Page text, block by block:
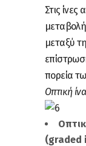
Στις
μεταξύ
πορεία
Οπτική
(graded